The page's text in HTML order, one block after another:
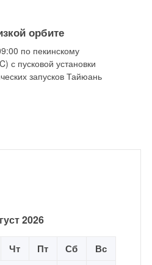
орбите
по пекинскому
с пусковой установки
запусков Тайюань
2026
Чт Пт Сб Вс